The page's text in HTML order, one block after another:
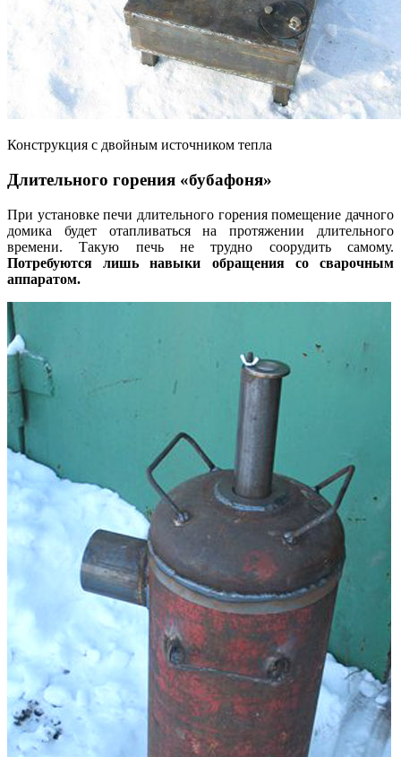
Конструкция с двойным источником тепла
Длительного горения «бубафоня»
При установке печи длительного горения помещение дачного
домика будет отапливаться на протяжении длительного
времени. Такую печь не трудно соорудить самому.
Потребуются лишь навыки обращения со сварочным
аппаратом.